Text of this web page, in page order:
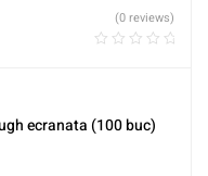
(0 reviews)
ecranata (100 buc)